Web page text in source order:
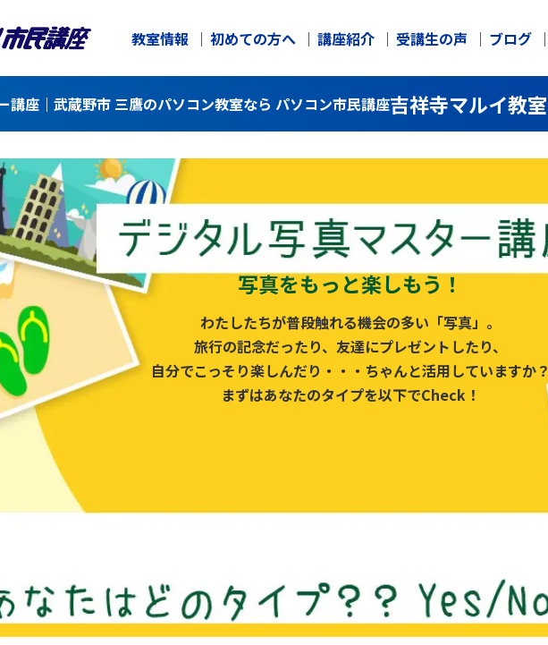
教室情報 初めての方へ 講座紹介 受講生の声 ブログ
講座｜武蔵野市 三鷹のパソコン教室なら パソコン市民講座吉祥寺マルイ教室
写真をもっと楽しもう！
わたしたちが普段触れる機会の多い「写真」。
旅行の記念だったり、友達にプレゼントしたり、
自分でこっそり楽しんだり・・・ちゃんと活用していますか？
まずはあなたのタイプを以下でCheck！